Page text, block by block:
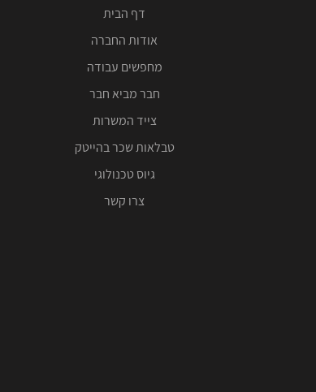
דף הבית
אודות החברה
מחפשים עבודה
חבר מביא חבר
צייד המשרות
טבלאות שכר בהייטק
גיוס טכנולוגי
צרו קשר